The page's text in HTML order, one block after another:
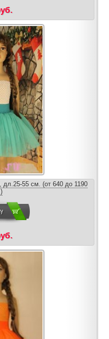
дл.25-55 см. (от 640 до 1190